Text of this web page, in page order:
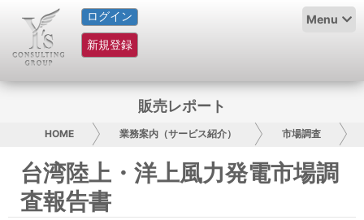
ログイン
新規登録
Menu
HOME
サービス紹介
グループ概要
採用情報
お問い合わせ
販売レポート
HOME 業務案内（サービス紹介） 市場調査
台湾陸上・洋上風力発電市場調
査報告書